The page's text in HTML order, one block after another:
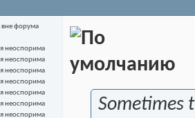
Sometimes